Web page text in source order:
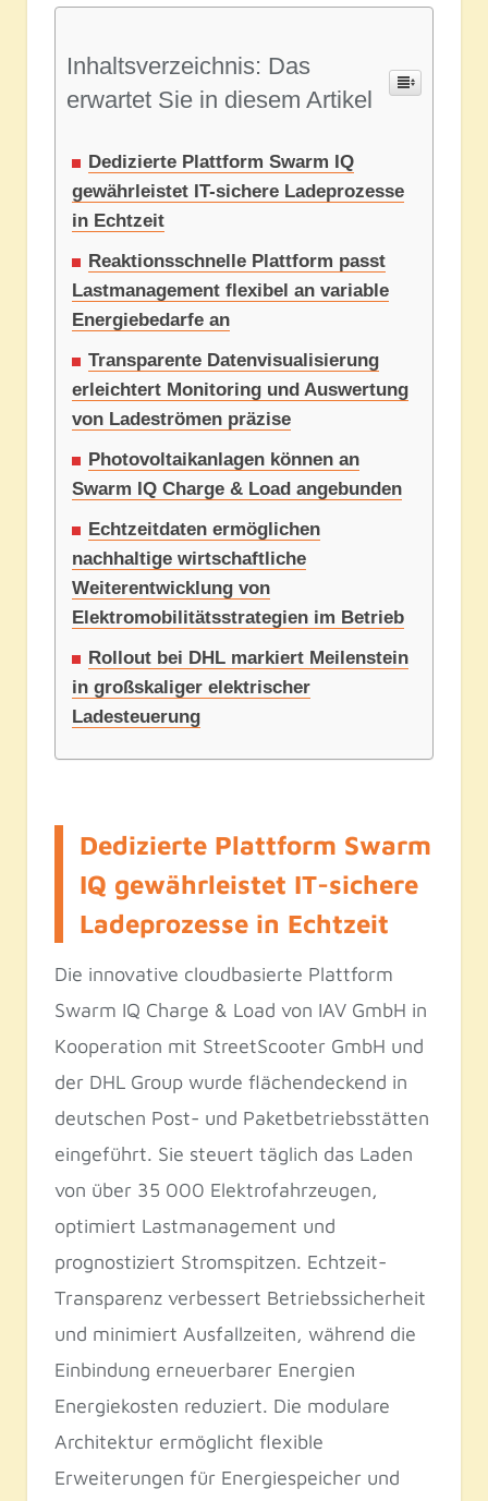
Inhaltsverzeichnis: Das
erwartet Sie in diesem Artikel
Dedizierte Plattform Swarm IQ
gewährleistet IT-sichere Ladeprozesse
in Echtzeit
Reaktionsschnelle Plattform passt
Lastmanagement flexibel an variable
Energiebedarfe an
Transparente Datenvisualisierung
erleichtert Monitoring und Auswertung
von Ladeströmen präzise
Photovoltaikanlagen können an
Swarm IQ Charge & Load angebunden
Echtzeitdaten ermöglichen
nachhaltige wirtschaftliche
Weiterentwicklung von
Elektromobilitätsstrategien im Betrieb
Rollout bei DHL markiert Meilenstein
in großskaliger elektrischer
Ladesteuerung
Dedizierte Plattform Swarm
IQ gewährleistet IT-sichere
Ladeprozesse in Echtzeit
Die innovative cloudbasierte Plattform
Swarm IQ Charge & Load von IAV GmbH in
Kooperation mit StreetScooter GmbH und
der DHL Group wurde flächendeckend in
deutschen Post- und Paketbetriebsstätten
eingeführt. Sie steuert täglich das Laden
von über 35 000 Elektrofahrzeugen,
optimiert Lastmanagement und
prognostiziert Stromspitzen. Echtzeit-
Transparenz verbessert Betriebssicherheit
und minimiert Ausfallzeiten, während die
Einbindung erneuerbarer Energien
Energiekosten reduziert. Die modulare
Architektur ermöglicht flexible
Erweiterungen für Energiespeicher und